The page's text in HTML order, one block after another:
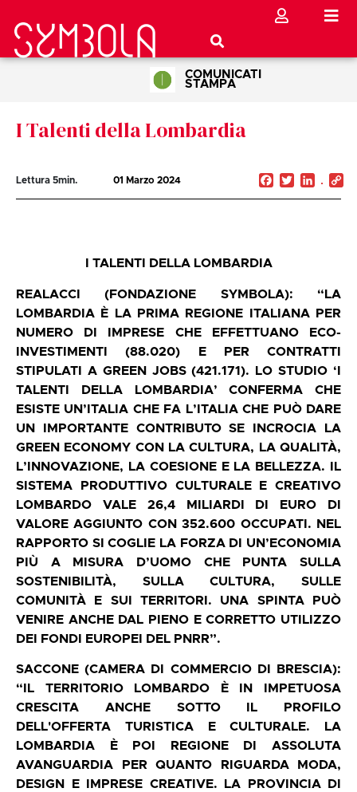
COMUNICATI
STAMPA
I Talenti della Lombardia
Lettura 5min. 01 Marzo 2024 Facebook
Twitter
I TALENTI DELLA LOMBARDIA
REALACCI (FONDAZIONE SYMBOLA): “LA
LOMBARDIA È LA PRIMA REGIONE ITALIANA PER
NUMERO DI IMPRESE CHE EFFETTUANO ECO-
INVESTIMENTI (88.020) E PER CONTRATTI
STIPULATI A GREEN JOBS (421.171). LO STUDIO ‘I
TALENTI DELLA LOMBARDIA’ CONFERMA CHE
ESISTE UN’ITALIA CHE FA L’ITALIA CHE PUÒ DARE
UN IMPORTANTE CONTRIBUTO SE INCROCIA LA
GREEN ECONOMY CON LA CULTURA, LA QUALITÀ,
L’INNOVAZIONE, LA COESIONE E LA BELLEZZA. IL
SISTEMA PRODUTTIVO CULTURALE E CREATIVO
LOMBARDO VALE 26,4 MILIARDI DI EURO DI
VALORE AGGIUNTO CON 352.600 OCCUPATI. NEL
RAPPORTO SI COGLIE LA FORZA DI UN’ECONOMIA
PIÙ A MISURA D’UOMO CHE PUNTA SULLA
SOSTENIBILITÀ, SULLA CULTURA, SULLE
COMUNITÀ E SUI TERRITORI. UNA SPINTA PUÒ
VENIRE ANCHE DAL PIENO E CORRETTO UTILIZZO
DEI FONDI EUROPEI DEL PNRR”.
SACCONE (CAMERA DI COMMERCIO DI BRESCIA):
“IL TERRITORIO LOMBARDO È IN IMPETUOSA
CRESCITA ANCHE SOTTO IL PROFILO
DELL'OFFERTA TURISTICA E CULTURALE. LA
LOMBARDIA È POI REGIONE DI ASSOLUTA
AVANGUARDIA PER QUANTO RIGUARDA MODA,
DESIGN E IMPRESE CREATIVE. LA PROVINCIA DI